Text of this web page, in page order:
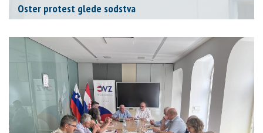
Oster protest glede sodstva